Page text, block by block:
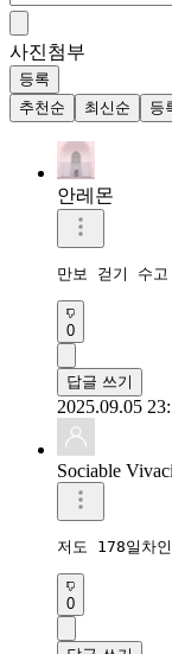
사진첨부
등록
추천순
최신순 등
안레몬
만보 걷기 수
0
답글 쓰기
2025.09.05
Sociable
저도 178일차
0